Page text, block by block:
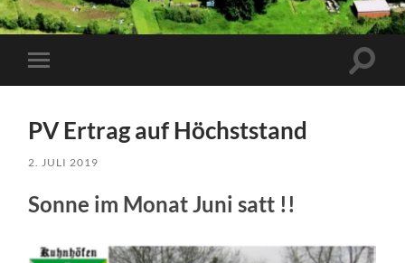
Kuhnhöfen
Mobile-
Menü
PV Ertrag auf Höchststand
2. JULI 2019
Sonne im Monat Juni satt !!